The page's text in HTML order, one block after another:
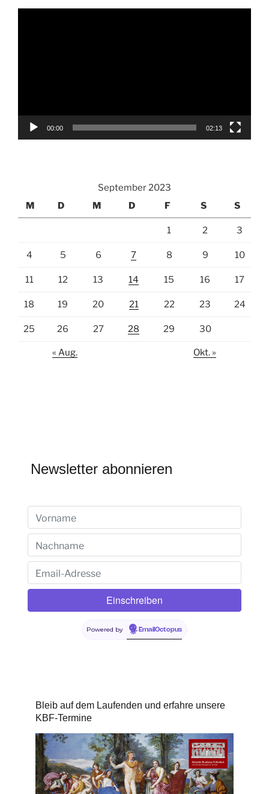
00:00 02:13
September 2023
M
D M D F S S
1 2 3
4 5 6 7 8 9 10
11 12 13 14 15 16 17
18 19 20 21 22 23 24
25 26 27 28 29 30
« Aug. Okt. »
Newsletter abonnieren
Powered by EmailOctopus
Bleib auf dem Laufenden und erfahre unsere
KBF-Termine